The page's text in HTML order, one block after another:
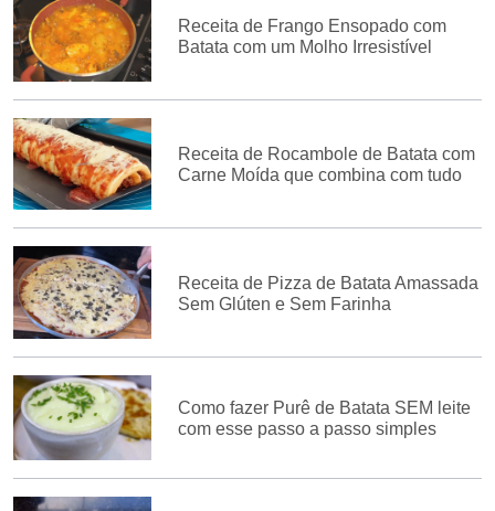
Receita de Frango Ensopado com
Batata com um Molho Irresistível
Receita de Rocambole de Batata com
Carne Moída que combina com tudo
Receita de Pizza de Batata Amassada
Sem Glúten e Sem Farinha
Como fazer Purê de Batata SEM leite
com esse passo a passo simples